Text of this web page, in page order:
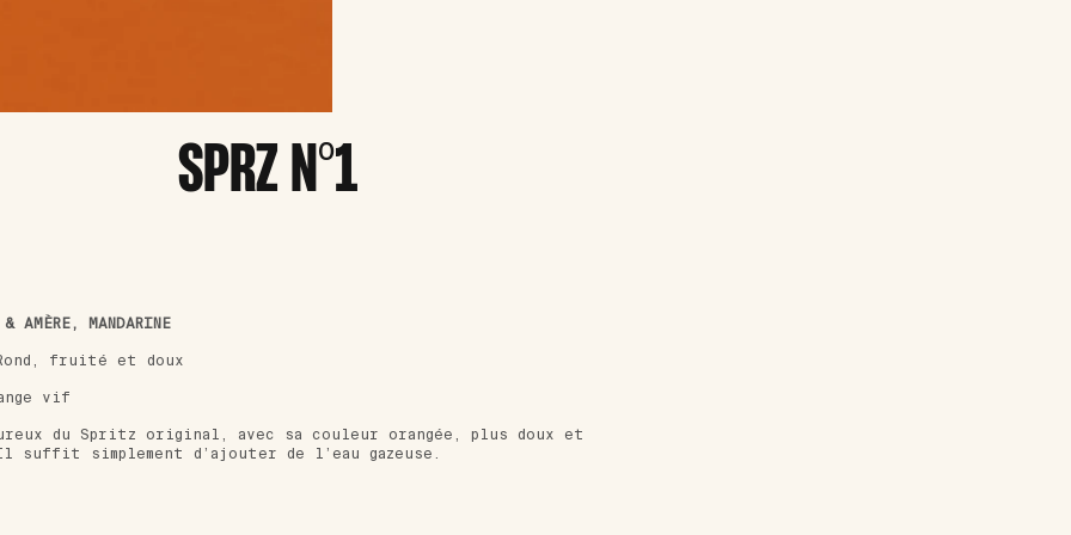
SPRZ N°1
& AMÈRE, MANDARINE
fruité et doux
vif
du Spritz original, avec sa couleur orangée, plus doux et
suffit simplement d’ajouter de l’eau gazeuse.